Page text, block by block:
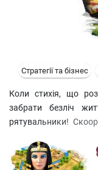
Стратегії та бізнес
Коли стихія, що
забрати безліч
рятувальники!
вулкана.
розподілити